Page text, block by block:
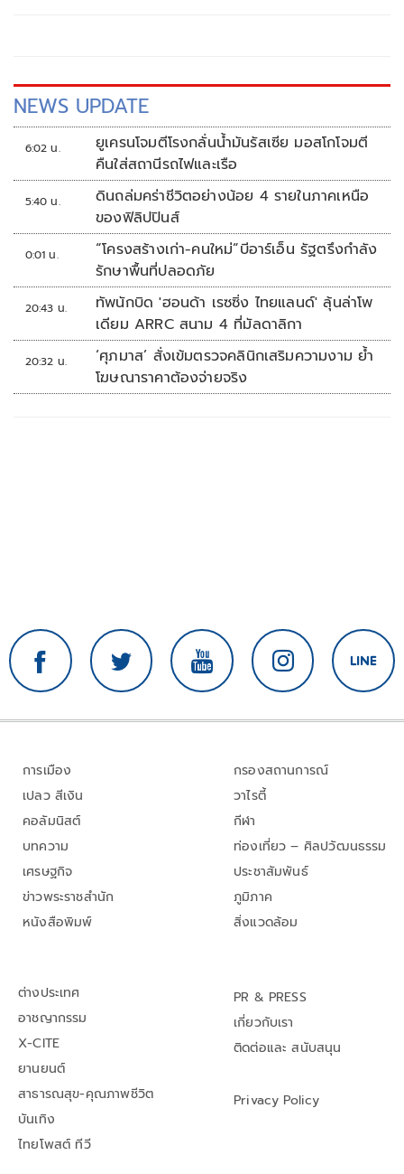
NEWS UPDATE
6:02 น.
ยูเครนโจมตีโรงกลั่นน้ำมันรัสเซีย มอสโกโจมตี
คืนใส่สถานีรถไฟและเรือ
5:40 น.
ดินถล่มคร่าชีวิตอย่างน้อย 4 รายในภาคเหนือ
ของฟิลิปปินส์
0:01 น.
“โครงสร้างเก่า-คนใหม่”บีอาร์เอ็น รัฐตรึงกำลัง
รักษาพื้นที่ปลอดภัย
20:43 น.
ทัพนักบิด 'ฮอนด้า เรซซิ่ง ไทยแลนด์' ลุ้นล่าโพ
เดียม ARRC สนาม 4 ที่มัลดาลิกา
20:32 น.
‘ศุภมาส’ สั่งเข้มตรวจคลินิกเสริมความงาม ย้ำ
โฆษณาราคาต้องจ่ายจริง
การเมือง
เปลว สีเงิน
คอลัมนิสต์
บทความ
เศรษฐกิจ
ข่าวพระราชสำนัก
หนังสือพิมพ์
กรองสถานการณ์
วาไรตี้
กีฬา
ท่องเที่ยว – ศิลปวัฒนธรรม
ประชาสัมพันธ์
ภูมิภาค
สิ่งแวดล้อม
ต่างประเทศ
อาชญากรรม
X-CITE
ยานยนต์
สาธารณสุข-คุณภาพชีวิต
บันเทิง
ไทยโพสต์ ทีวี
PR & PRESS
เกี่ยวกับเรา
ติดต่อและ สนับสนุน
Privacy Policy